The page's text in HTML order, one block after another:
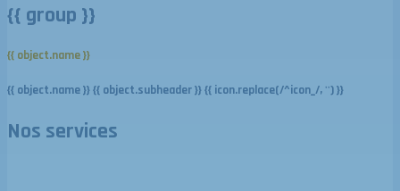
{{ group }}
{{ object.name }}
{{ object.name }}{{ object.subheader }}{{ icon.replace(/^icon_/, '') }}
Nos services